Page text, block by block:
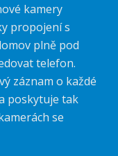
kamery
propojení s
plně pod
telefon.
záznam o každé
poskytuje tak
se